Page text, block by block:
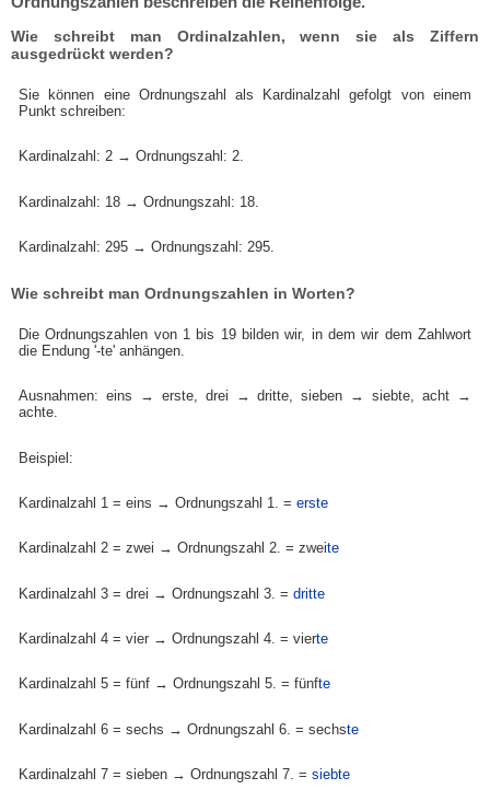
Wie schreibt man Ordinalzahlen, wenn sie als Ziffern
ausgedrückt werden?
Sie können eine Ordnungszahl als Kardinalzahl gefolgt von einem
Punkt schreiben:
Kardinalzahl: 2 → Ordnungszahl: 2.
Kardinalzahl: 18 → Ordnungszahl: 18.
Kardinalzahl: 295 → Ordnungszahl: 295.
Wie schreibt man Ordnungszahlen in Worten?
Die Ordnungszahlen von 1 bis 19 bilden wir, in dem wir dem Zahlwort
die Endung '-te' anhängen.
Ausnahmen: eins → erste, drei → dritte, sieben → siebte, acht →
achte.
Beispiel:
Kardinalzahl 1 = eins → Ordnungszahl 1. =erste
Kardinalzahl 2 = zwei → Ordnungszahl 2. = zweite
Kardinalzahl 3 = drei → Ordnungszahl 3. =dritte
Kardinalzahl 4 = vier → Ordnungszahl 4. = vierte
Kardinalzahl 5 = fünf → Ordnungszahl 5. = fünfte
Kardinalzahl 6 = sechs → Ordnungszahl 6. = sechste
Kardinalzahl 7 = sieben → Ordnungszahl 7. =siebte